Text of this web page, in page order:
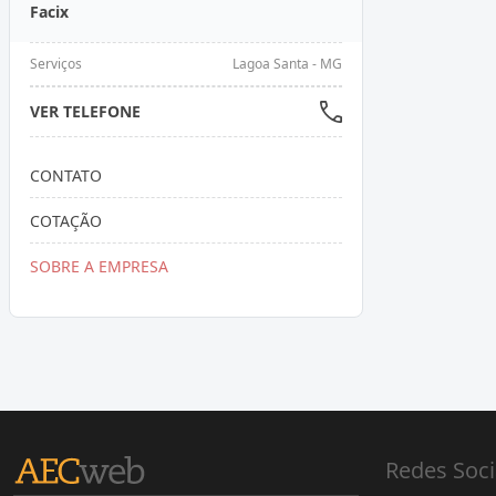
Facix
Serviços Lagoa Santa - MG
VER TELEFONE
CONTATO
COTAÇÃO
SOBRE A EMPRESA
Redes